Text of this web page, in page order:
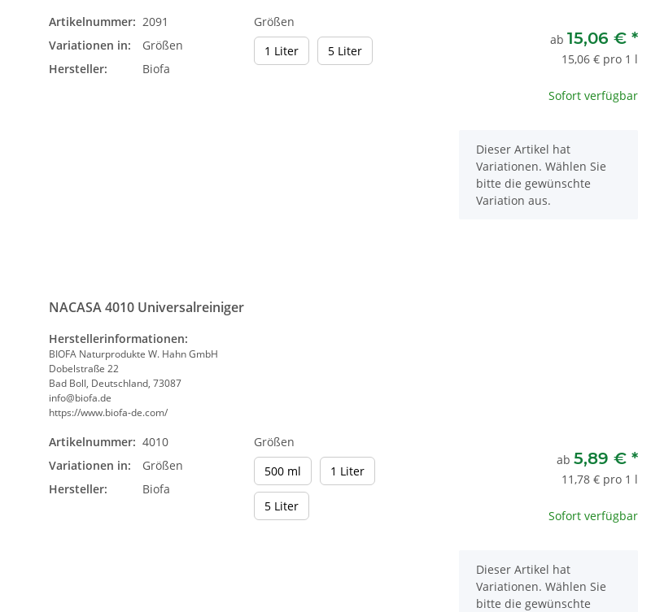
Artikelnummer: 2091
Variationen in:
Größen
Hersteller:
Biofa
Größen
1 Liter1 Liter5 Liter5 Liter
ab 15,06 € *
15,06 € pro 1 l
Sofort verfügbar
x
Dieser Artikel hat
Variationen. Wählen Sie
bitte die gewünschte
Variation aus.
NACASA 4010 Universalreiniger
Herstellerinformationen:
BIOFA Naturprodukte W. Hahn GmbH
Dobelstraße 22
Bad Boll, Deutschland, 73087
info@biofa.de
https://www.biofa-de.com/
Artikelnummer: 4010
Variationen in:
Größen
Hersteller:
Biofa
Größen
500 ml 500 ml1 Liter1 Liter
5 Liter5 Liter
ab 5,89 € *
11,78 € pro 1 l
Sofort verfügbar
x
Dieser Artikel hat
Variationen. Wählen Sie
bitte die gewünschte